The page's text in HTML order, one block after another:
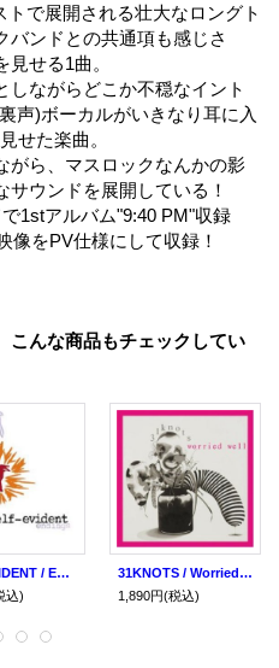
トで展開される壮大なロングト
バンドとの共通項も感じさ
せる1曲。
しながらどこか不穏なイント
声)ボーカルがいきなり耳に入
せた楽曲。
がら、マスロックなんかの影
ウンドを展開している！
1stアルバム"9:40 PM"収録
像をPV仕様にして収録！
こんな商品もチェックしてい
SELF-EVIDENT / Endings (cd) STIFF SLACK
込)
31KNOTS / Worried Well (cd) STIFF SLACK
1,890円(税込)